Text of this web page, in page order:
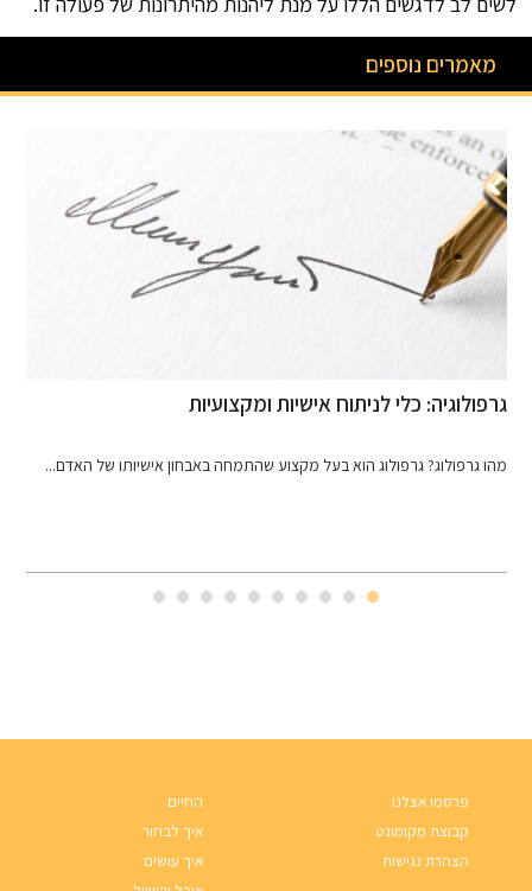
מאמרים נוספים
גרפולוגיה: כלי לניתוח אישיות ומקצועיות
מהו גרפולוג? גרפולוג הוא בעל מקצוע שהתמחה באבחון אישיותו של האדם...
פרסמו אצלנו
קבוצת מקומונט
הצהרת נגישות
החיים
איך לבחור
איך עושים